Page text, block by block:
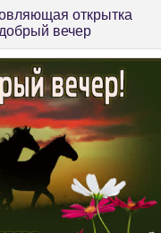
открытка
добрый вечер